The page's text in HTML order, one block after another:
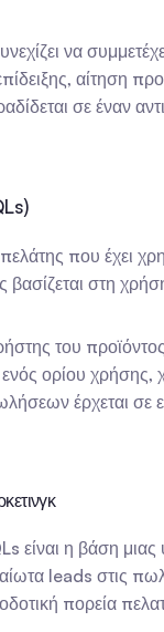
να
αίτηση
σε έναν
που έχει
στη
του
ορίου
έρχεται σε
είναι η βάση
leads στις
πορεία